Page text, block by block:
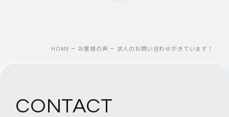
HOME お客様の声 求人のお問い合わせがきています！
CONTACT